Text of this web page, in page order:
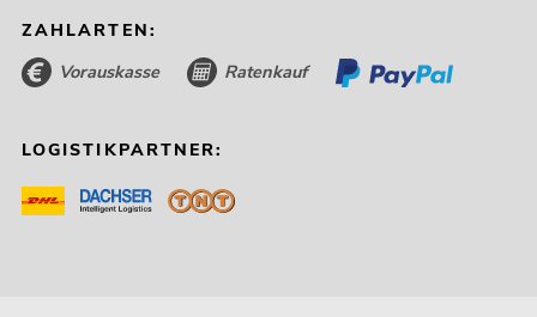
ZAHLARTEN:
Vorauskasse Ratenkauf
LOGISTIKPARTNER: